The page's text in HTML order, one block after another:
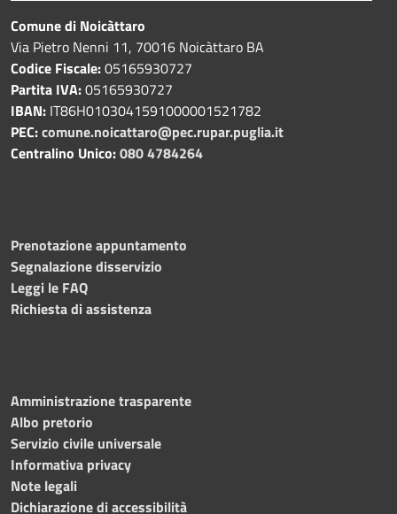
Comune di Noicàttaro
Via Pietro Nenni 11, 70016 Noicàttaro BA
Codice Fiscale:05165930727
Partita IVA:05165930727
IBAN: IT86H0103041591000001521782
PEC:comune.noicattaro@pec.rupar.puglia.it
Centralino Unico:080 4784264
Prenotazione appuntamento
Segnalazione disservizio
Leggi le FAQ
Richiesta di assistenza
Amministrazione trasparente
Albo pretorio
Servizio civile universale
Informativa privacy
Note legali
Dichiarazione di accessibilità